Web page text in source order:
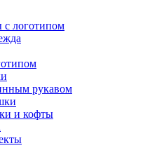
логотипом
рукавом
и кофты